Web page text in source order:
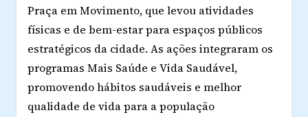
Praça em Movimento, que levou atividades
físicas e de bem-estar para espaços públicos
estratégicos da cidade. As ações integraram os
programas Mais Saúde e Vida Saudável,
promovendo hábitos saudáveis e melhor
qualidade de vida para a população